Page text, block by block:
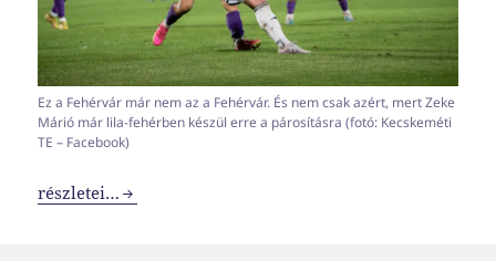
Ez a Fehérvár már nem az a Fehérvár. És nem csak azért, mert Zeke
Márió már lila-fehérben készül erre a párosításra (fotó: Kecskeméti
TE – Facebook)
Kétszer nem csap ugyanoda a villám, ha nem lépünk
részletei…